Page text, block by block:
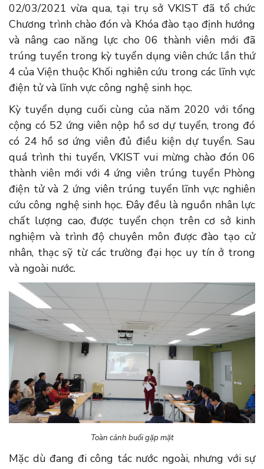
02/03/2021 vừa qua, tại trụ sở VKIST đã tổ chức
Chương trình chào đón và Khóa đào tạo định hướng
và nâng cao năng lực cho 06 thành viên mới đã
trúng tuyển trong kỳ tuyển dụng viên chức lần thứ
4 của Viện thuộc Khối nghiên cứu trong các lĩnh vực
điện tử và lĩnh vực công nghệ sinh học.
Kỳ tuyển dụng cuối cùng của năm 2020 với tổng
cộng có 52 ứng viên nộp hồ sơ dự tuyển, trong đó
có 24 hồ sơ ứng viên đủ điều kiện dự tuyển. Sau
quá trình thi tuyển, VKIST vui mừng chào đón 06
thành viên mới với 4 ứng viên trúng tuyển Phòng
điện tử và 2 ứng viên trúng tuyển lĩnh vực nghiên
cứu công nghệ sinh học. Đây đều là nguồn nhân lực
chất lượng cao, được tuyển chọn trên cơ sở kinh
nghiệm và trình độ chuyên môn được đào tạo cử
nhân, thạc sỹ từ các trường đại học uy tín ở trong
và ngoài nước.
Toàn cảnh buổi gặp mặt
Mặc dù đang đi công tác nước ngoài, nhưng với sự